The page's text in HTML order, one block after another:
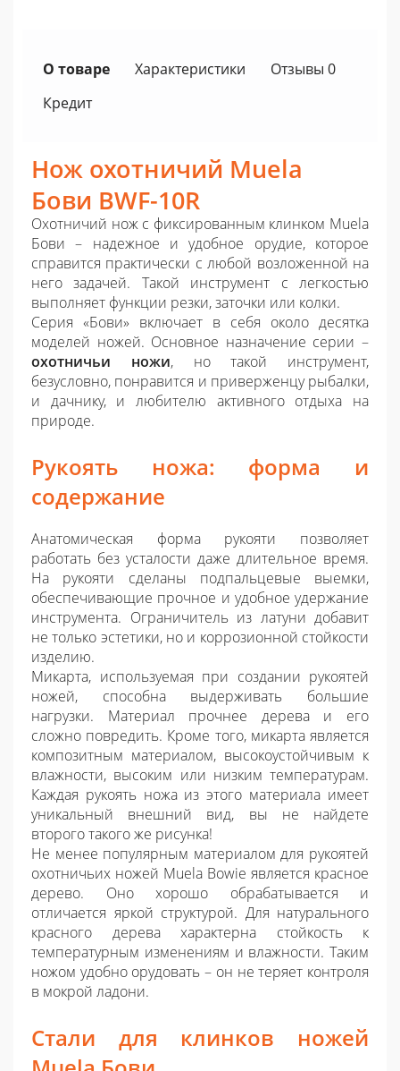
О товаре Характеристики
Отзывы 0
Кредит
Нож охотничий Muela
Бови BWF-10R
Охотничий нож с фиксированным клинком Muela
Бови – надежное и удобное орудие, которое
справится практически с любой возложенной на
него задачей. Такой инструмент с легкостью
выполняет функции резки, заточки или колки.
Серия «Бови» включает в себя около десятка
моделей ножей. Основное назначение серии –
охотничьи ножи, но такой инструмент,
безусловно, понравится и приверженцу рыбалки,
и дачнику, и любителю активного отдыха на
природе.
Рукоять ножа: форма и
содержание
Анатомическая форма рукояти позволяет
работать без усталости даже длительное время.
На рукояти сделаны подпальцевые выемки,
обеспечивающие прочное и удобное удержание
инструмента. Ограничитель из латуни добавит
не только эстетики, но и коррозионной стойкости
изделию.
Микарта, используемая при создании рукоятей
ножей, способна выдерживать большие
нагрузки. Материал прочнее дерева и его
сложно повредить. Кроме того, микарта является
композитным материалом, высокоустойчивым к
влажности, высоким или низким температурам.
Каждая рукоять ножа из этого материала имеет
уникальный внешний вид, вы не найдете
второго такого же рисунка!
Не менее популярным материалом для рукоятей
охотничьих ножей Muela Bowie является красное
дерево. Оно хорошо обрабатывается и
отличается яркой структурой. Для натурального
красного дерева характерна стойкость к
температурным изменениям и влажности. Таким
ножом удобно орудовать – он не теряет контроля
в мокрой ладони.
Стали для клинков ножей